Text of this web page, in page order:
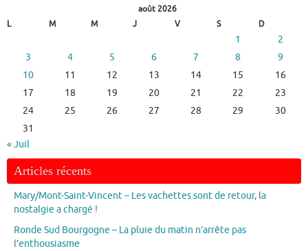
août 2026
L
M M J V S D
1
2
3
4 5 6 7 8
9
10
11 12 13 14 15
16
17
18 19 20 21 22
23
24
25 26 27 28 29
30
31
« Juil
Articles récents
Mary/Mont-Saint-Vincent – Les vachettes sont de retour, la
nostalgie a chargé !
Ronde Sud Bourgogne – La pluie du matin n’arrête pas
l’enthousiasme